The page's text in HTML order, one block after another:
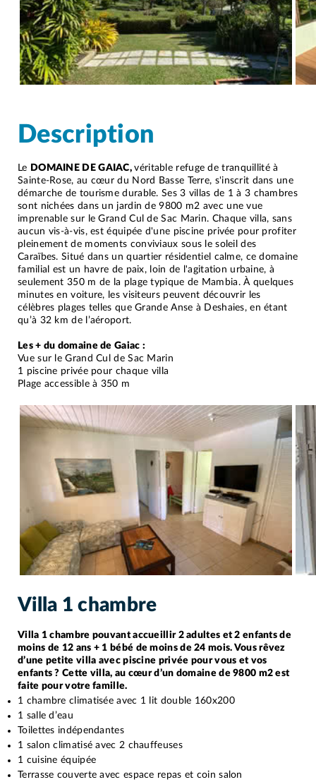
Description
Le DOMAINE DE GAIAC,véritable refuge de tranquillité à
Sainte-Rose, au cœur du Nord Basse Terre, s'inscrit dans une
démarche de tourisme durable. Ses 3 villas de 1 à 3 chambres
sont nichées dans un jardin de 9800 m2 avec une vue
imprenable sur le Grand Cul de Sac Marin. Chaque villa, sans
aucun vis-à-vis, est équipée d'une piscine privée pour profiter
pleinement de moments conviviaux sous le soleil des
Caraïbes. Situé dans un quartier résidentiel calme, ce domaine
familial est un havre de paix, loin de l'agitation urbaine, à
seulement 350 m de la plage typique de Mambia. À quelques
minutes en voiture, les visiteurs peuvent découvrir les
célèbres plages telles que Grande Anse à Deshaies, en étant
qu’à 32 km de l’aéroport.
Les + du domaine de Gaiac :
Vue sur le Grand Cul de Sac Marin
1 piscine privée pour chaque villa
Plage accessible à 350 m
Villa 1 chambre
Villa 1 chambre pouvant accueillir 2 adultes et 2 enfants de
moins de 12 ans + 1 bébé de moins de 24 mois. Vous rêvez
d’une petite villa avec piscine privée pour vous et vos
enfants ? Cette villa, au cœur d’un domaine de 9800 m2 est
faite pour votre famille.
1 chambre climatisée avec 1 lit double 160x200
1 salle d’eau
Toilettes indépendantes
1 salon climatisé avec 2 chauffeuses
1 cuisine équipée
Terrasse couverte avec espace repas et coin salon